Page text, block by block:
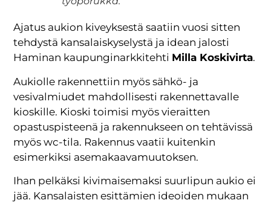
Ajatus aukion kiveyksestä saatiin vuosi sitten
tehdystä kansalaiskyselystä ja idean jalosti
Haminan kaupunginarkkitehti Milla Koskivirta.
Aukiolle rakennettiin myös sähkö- ja
vesivalmiudet mahdollisesti rakennettavalle
kioskille. Kioski toimisi myös vieraitten
opastuspisteenä ja rakennukseen on tehtävissä
myös wc-tila. Rakennus vaatii kuitenkin
esimerkiksi asemakaavamuutoksen.
Ihan pelkäksi kivimaisemaksi suurlipun aukio ei
jää. Kansalaisten esittämien ideoiden mukaan